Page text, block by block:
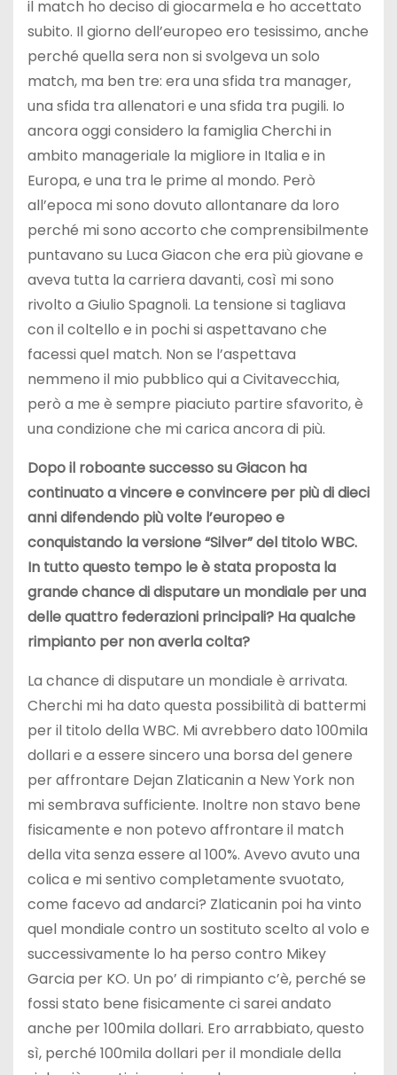
il match ho deciso di giocarmela e ho accettato
subito. Il giorno dell’europeo ero tesissimo, anche
perché quella sera non si svolgeva un solo
match, ma ben tre: era una sfida tra manager,
una sfida tra allenatori e una sfida tra pugili. Io
ancora oggi considero la famiglia Cherchi in
ambito manageriale la migliore in Italia e in
Europa, e una tra le prime al mondo. Però
all’epoca mi sono dovuto allontanare da loro
perché mi sono accorto che comprensibilmente
puntavano su Luca Giacon che era più giovane e
aveva tutta la carriera davanti, così mi sono
rivolto a Giulio Spagnoli. La tensione si tagliava
con il coltello e in pochi si aspettavano che
facessi quel match. Non se l’aspettava
nemmeno il mio pubblico qui a Civitavecchia,
però a me è sempre piaciuto partire sfavorito, è
una condizione che mi carica ancora di più.
Dopo il roboante successo su Giacon ha
continuato a vincere e convincere per più di dieci
anni difendendo più volte l’europeo e
conquistando la versione “Silver” del titolo WBC.
In tutto questo tempo le è stata proposta la
grande chance di disputare un mondiale per una
delle quattro federazioni principali? Ha qualche
rimpianto per non averla colta?
La chance di disputare un mondiale è arrivata.
Cherchi mi ha dato questa possibilità di battermi
per il titolo della WBC. Mi avrebbero dato 100mila
dollari e a essere sincero una borsa del genere
per affrontare Dejan Zlaticanin a New York non
mi sembrava sufficiente. Inoltre non stavo bene
fisicamente e non potevo affrontare il match
della vita senza essere al 100%. Avevo avuto una
colica e mi sentivo completamente svuotato,
come facevo ad andarci? Zlaticanin poi ha vinto
quel mondiale contro un sostituto scelto al volo e
successivamente lo ha perso contro Mikey
Garcia per KO. Un po’ di rimpianto c’è, perché se
fossi stato bene fisicamente ci sarei andato
anche per 100mila dollari. Ero arrabbiato, questo
sì, perché 100mila dollari per il mondiale della